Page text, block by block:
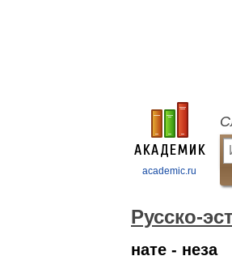
academic.ru
Русско-
нате - неза